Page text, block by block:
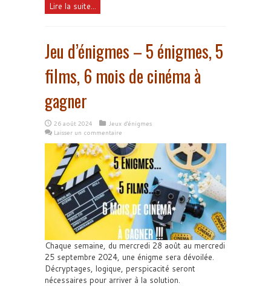
Lire la suite...
Jeu d’énigmes – 5 énigmes, 5
films, 6 mois de cinéma à
gagner
26 août 2024
Jeux d'énigmes
Laisser un commentaire
Chaque semaine, du mercredi 28 août au mercredi
25 septembre 2024, une énigme sera dévoilée.
Décryptages, logique, perspicacité seront
nécessaires pour arriver à la solution.